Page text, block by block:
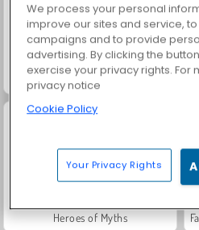
Grand Mahjong Connect
Heroes of Myths
We process your personal
improve our sites and service,
campaigns and to provide
advertising. By clicking the
exercise your privacy rights.
privacy notice
Cookie Policy
Your Privacy Rights